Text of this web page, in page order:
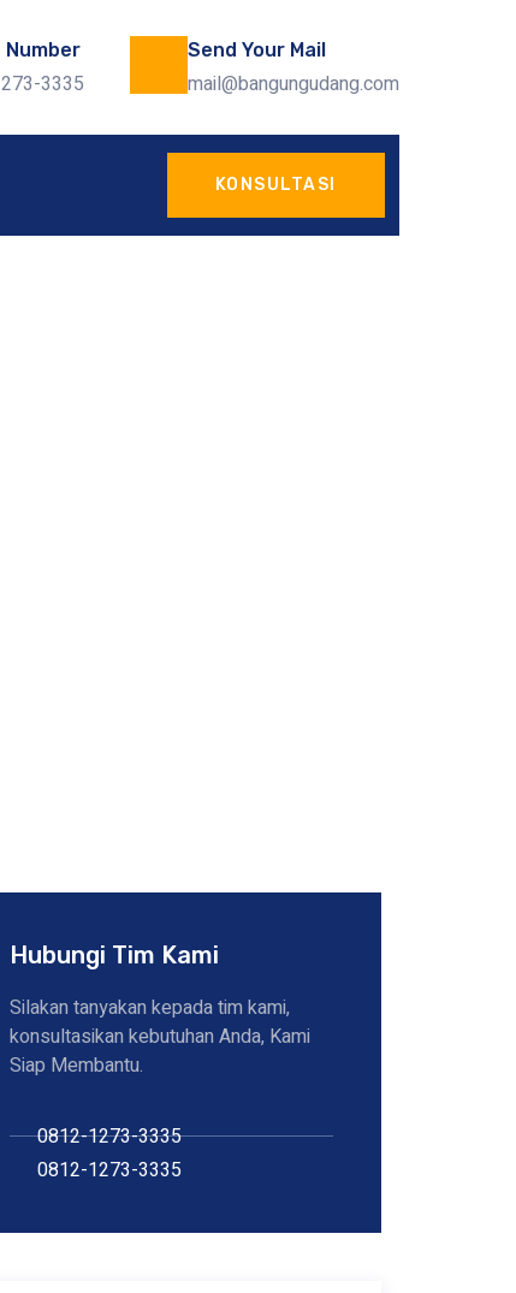
Number
3335
Send Your Mail
mail@bangungudang.com
KONSULTASI
Hubungi Tim Kami
Silakan tanyakan kepada tim kami,
konsultasikan kebutuhan Anda, Kami
Siap Membantu.
0812-1273-3335
0812-1273-3335